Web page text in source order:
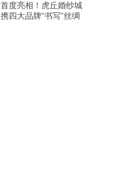
首度亮相！虎丘婚纱城
携四大品牌“书写”丝绸